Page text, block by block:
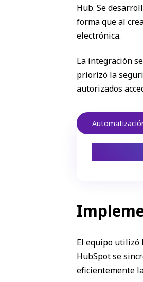
Hub. Se
forma que al
electrónica.
La integración
priorizó la
autorizados
El equipo utilizó
HubSpot se
eficientemente